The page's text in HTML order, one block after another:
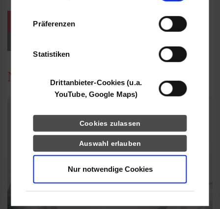
Daten zusammen, die Sie ihnen bereitgestellt
haben oder die sie im Rahmen Ihrer Nutzung
Präferenzen
Statistiken
Drittanbieter-Cookies (u.a.
YouTube, Google Maps)
Cookies zulassen
Auswahl erlauben
Nur notwendige Cookies
weitere Veranstaltungen / Termine
News